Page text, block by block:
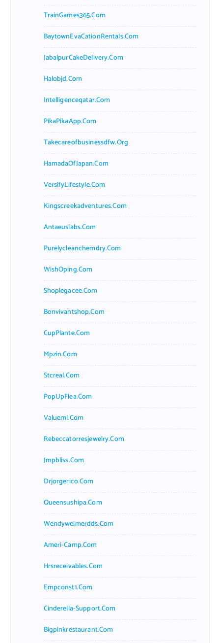
TrainGames365.com
BaytownEvaCationRentals.com
JabalpurCakeDelivery.com
Halobjd.com
Intelligenceqatar.com
PikaPikaApp.com
Takecareofbusinessdfw.org
HamadaOfJapan.com
VersifyLifestyle.com
Kingscreekadventures.com
Antaeuslabs.com
Purelycleanchemdry.com
WishOping.com
Shoplegacee.com
Bonvivantshop.com
CupPlante.com
Mpzin.com
Stcreal.com
PopUpFlea.com
Valueml.com
Rebeccatorresjewelry.com
Jmpbliss.com
Drjorgerico.com
Queensushipa.com
Wendyweimerdds.com
Ameri-Camp.com
Hrsreceivables.com
Empconst1.com
Cinderella-Support.com
Bigpinkrestaurant.com